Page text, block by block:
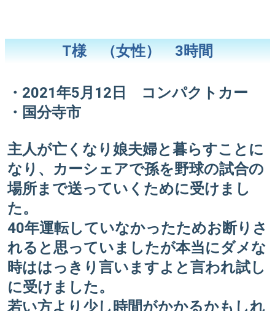
T様 （女性） 3時間
・2021年5月12日 コンパクトカー
・国分寺市
主人が亡くなり娘夫婦と暮らすことに
なり、カーシェアで孫を野球の試合の
場所まで送っていくために受けまし
た。
40年運転していなかったためお断りさ
れると思っていましたが本当にダメな
時ははっきり言いますよと言われ試し
に受けました。
若い方より少し時間がかかるかもしれ